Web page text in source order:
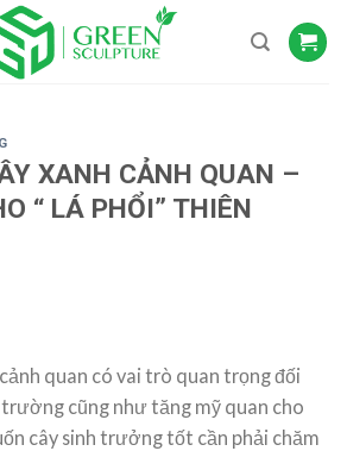
XANH CẢNH QUAN –
“ LÁ PHỔI” THIÊN
quan có vai trò quan trọng đối
cũng như tăng mỹ quan cho
cây sinh trưởng tốt cần phải chăm